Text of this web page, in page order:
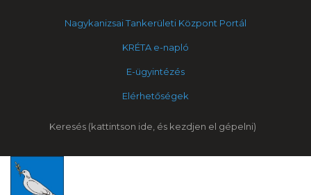
Nagykanizsai Tankerületi Központ Portál
KRÉTA e-napló
E-ügyintézés
Elérhetőségek
Keresés